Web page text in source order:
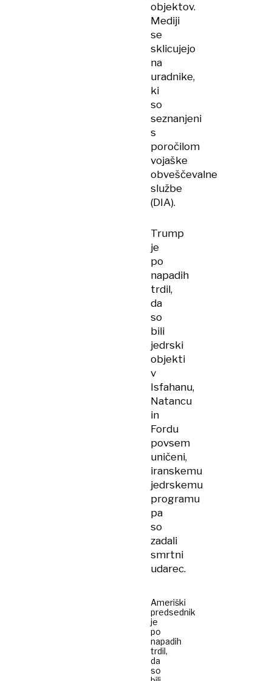
objektov.
Mediji
se
sklicujejo
na
uradnike,
ki
so
seznanjeni
s
poročilom
vojaške
obveščevalne
službe
(DIA).
Trump
je
po
napadih
trdil,
da
so
bili
jedrski
objekti
v
Isfahanu,
Natancu
in
Fordu
povsem
uničeni,
iranskemu
jedrskemu
programu
pa
so
zadali
smrtni
udarec.
Ameriški
predsednik
je
po
napadih
trdil,
da
so